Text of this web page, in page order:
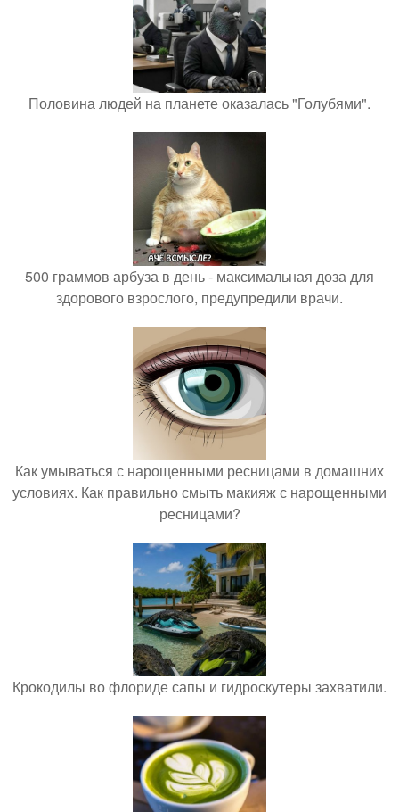
Половина людей на планете оказалась "Голубями".
500 граммов арбуза в день - максимальная доза для
здорового взрослого, предупредили врачи.
Как умываться с нарощенными ресницами в домашних
условиях. Как правильно смыть макияж с нарощенными
ресницами?
Крокодилы во флориде сапы и гидроскутеры захватили.